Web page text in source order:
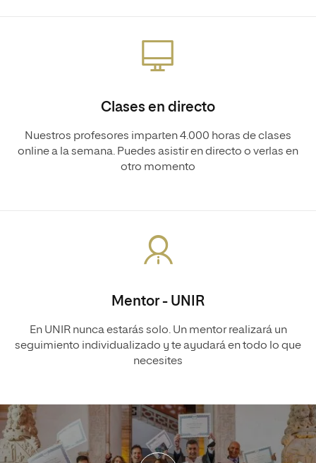
Clases en directo
Nuestros profesores imparten 4.000 horas de clases
online a la semana. Puedes asistir en directo o verlas en
otro momento
Mentor - UNIR
En UNIR nunca estarás solo. Un mentor realizará un
seguimiento individualizado y te ayudará en todo lo que
necesites